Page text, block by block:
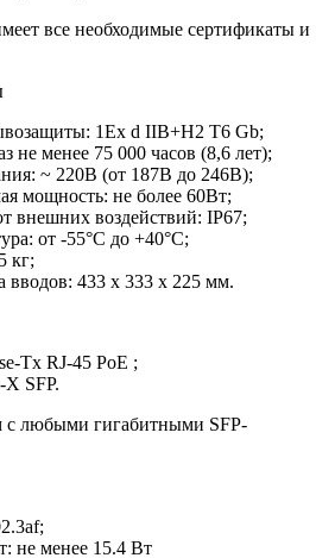
все необходимые сертификаты и
1Ex d IIB+H2 T6 Gb;
не менее 75 000 часов (8,6 лет);
~ 220В (от 187В до 246В);
мощность: не более 60Вт;
внешних воздействий: IP67;
от -55°С до +40°С;
кг;
вводов: 433 х 333 х 225 мм.
Tx RJ-45 PoE ;
X SFP.
с любыми гигабитными SFP-
не менее 15.4 Вт